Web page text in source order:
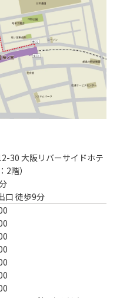
30 大阪リバーサイドホテ
階）
口 徒歩9分